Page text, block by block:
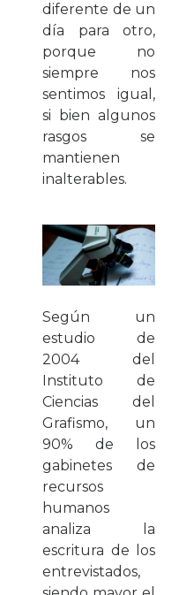
diferente de un
día para otro,
porque no
siempre nos
sentimos igual,
si bien algunos
rasgos se
mantienen
inalterables.
Según un
estudio de
2004 del
Instituto de
Ciencias del
Grafismo, un
90% de los
gabinetes de
recursos
humanos
analiza la
escritura de los
entrevistados,